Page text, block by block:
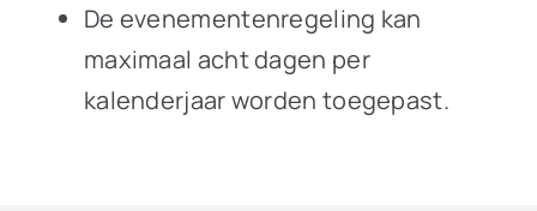
De evenementenregeling kan
maximaal acht dagen per
kalenderjaar worden toegepast.